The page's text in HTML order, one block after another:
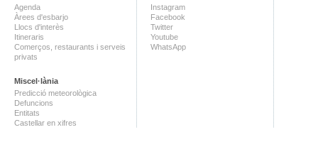
Agenda
Àrees d'esbarjo
Llocs d'interès
Itineraris
Comerços, restaurants i serveis
privats
Miscel·lània
Predicció meteorològica
Defuncions
Entitats
Castellar en xifres
Instagram
Facebook
Twitter
Youtube
WhatsApp